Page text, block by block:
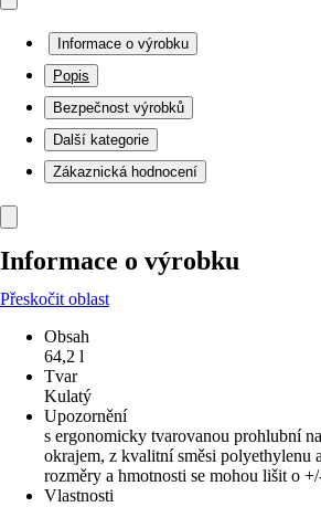
Informace o výrobku
Popis
Bezpečnost výrobků
Další kategorie
Zákaznická hodnocení
Informace o výrobku
Přeskočit oblast
Obsah
64,2 l
Tvar
Kulatý
Upozornění
s ergonomicky tvarovanou prohlubní
okrajem, z kvalitní směsi polyethylenu
rozměry a hmotnosti se mohou lišit o
Vlastnosti